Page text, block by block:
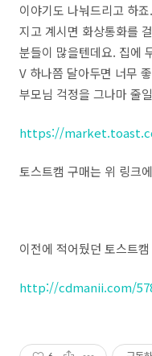
이야기도 나눠드리고 하
지고 계시면 화상통화를
분들이 많을텐데요. 집에
V 하나쯤 달아두면 너무
부모님 걱정을 그나마 줄
https://
토스트캠 구매는 위 링크
이전에 적어뒀던 토스트
http://cdmanii.com/